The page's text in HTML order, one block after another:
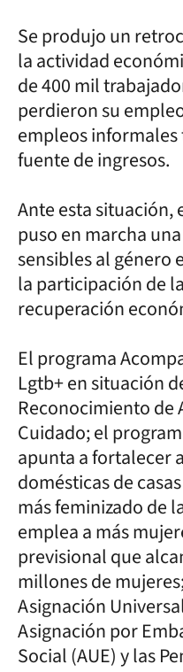
Se produjo un
la actividad
de 400 mil
perdieron su
empleos
fuente de ingresos.
Ante esta
puso en marcha
sensibles al género
la participación de
recuperación
El programa
Lgtb+ en situación
Reconocimiento de
Cuidado; el
apunta a fortalecer
domésticas de
más feminizado de
emplea a más
previsional que
millones de
Asignación
Asignación por
Social (AUE) y las